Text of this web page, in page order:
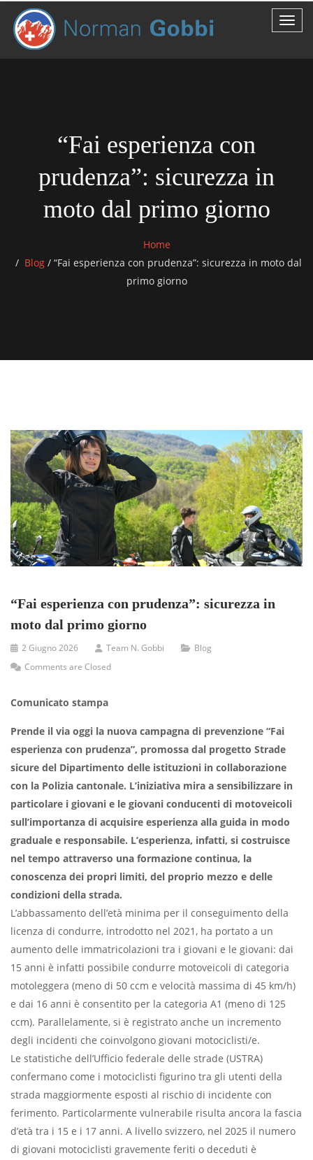
“Fai esperienza con
prudenza”: sicurezza in
moto dal primo giorno
Home
Blog /“Fai esperienza con prudenza”: sicurezza in moto dal
primo giorno
“Fai esperienza con prudenza”: sicurezza in
moto dal primo giorno
2 Giugno 2026 Team N. Gobbi
Blog
Comments are Closed
Comunicato stampa
Prende il via oggi la nuova campagna di prevenzione “Fai
esperienza con prudenza”, promossa dal progetto Strade
sicure del Dipartimento delle istituzioni in collaborazione
con la Polizia cantonale. L’iniziativa mira a sensibilizzare in
particolare i giovani e le giovani conducenti di motoveicoli
sull’importanza di acquisire esperienza alla guida in modo
graduale e responsabile. L’esperienza, infatti, si costruisce
nel tempo attraverso una formazione continua, la
conoscenza dei propri limiti, del proprio mezzo e delle
condizioni della strada.
L’abbassamento dell’età minima per il conseguimento della
licenza di condurre, introdotto nel 2021, ha portato a un
aumento delle immatricolazioni tra i giovani e le giovani: dai
15 anni è infatti possibile condurre motoveicoli di categoria
motoleggera (meno di 50 ccm e velocità massima di 45 km/h)
e dai 16 anni è consentito per la categoria A1 (meno di 125
ccm). Parallelamente, si è registrato anche un incremento
degli incidenti che coinvolgono giovani motociclisti/e.
Le statistiche dell’Ufficio federale delle strade (USTRA)
confermano come i motociclisti figurino tra gli utenti della
strada maggiormente esposti al rischio di incidente con
ferimento. Particolarmente vulnerabile risulta ancora la fascia
d’età tra i 15 e i 17 anni. A livello svizzero, nel 2025 il numero
di giovani motociclisti gravemente feriti o deceduti è